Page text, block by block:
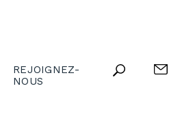
REJOIGNEZ-
NOUS